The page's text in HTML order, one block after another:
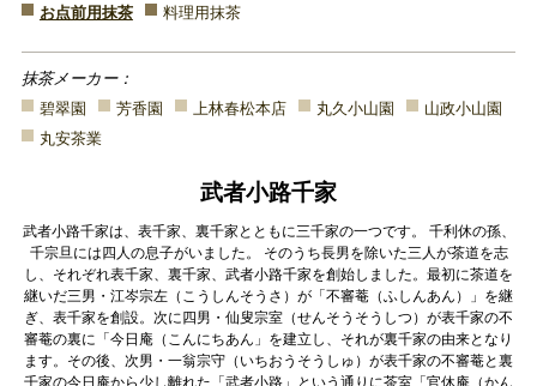
お点前用抹茶 料理用抹茶
抹茶メーカー：
碧翠園
芳香園 上林春松本店 丸久小山園
山政小山園
丸安茶業
武者小路千家
武者小路千家は、表千家、裏千家とともに三千家の一つです。 千利休の孫、
千宗旦には四人の息子がいました。 そのうち長男を除いた三人が茶道を志
し、それぞれ表千家、裏千家、武者小路千家を創始しました。最初に茶道を
継いだ三男・江岑宗左（こうしんそうさ）が「不審菴（ふしんあん）」を継
ぎ、表千家を創設。次に四男・仙叟宗室（せんそうそうしつ）が表千家の不
審菴の裏に「今日庵（こんにちあん」を建立し、それが裏千家の由来となり
ます。その後、次男・一翁宗守（いちおうそうしゅ）が表千家の不審菴と裏
千家の今日庵から少し離れた「武者小路」という通りに茶室「官休庵（かん